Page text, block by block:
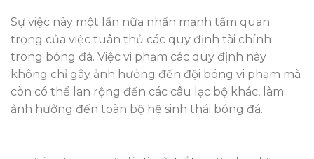
Sự việc này một lần nữa nhấn mạnh tầm quan
trọng của việc tuân thủ các quy định tài chính
trong bóng đá. Việc vi phạm các quy định này
không chỉ gây ảnh hưởng đến đội bóng vi phạm mà
còn có thể lan rộng đến các câu lạc bộ khác, làm
ảnh hưởng đến toàn bộ hệ sinh thái bóng đá.